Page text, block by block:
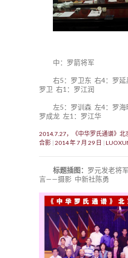
中：罗箭将军
右5：罗卫东 右4：罗延
罗卫 右1：罗江润
左5：罗训森 左4：罗海
罗成龙 左1：罗江华
2014.7.27，《中华罗氏通谱》北
合影 2014 年 7 月 29 日
标题插图： 罗元发老将
言——摄影 中新社陈勇